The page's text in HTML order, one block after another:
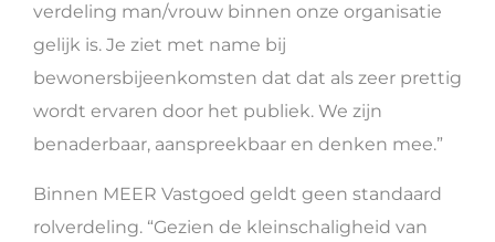
verdeling man/vrouw binnen onze organisatie
gelijk is. Je ziet met name bij
bewonersbijeenkomsten dat dat als zeer prettig
wordt ervaren door het publiek. We zijn
benaderbaar, aanspreekbaar en denken mee.”
Binnen MEER Vastgoed geldt geen standaard
rolverdeling. “Gezien de kleinschaligheid van